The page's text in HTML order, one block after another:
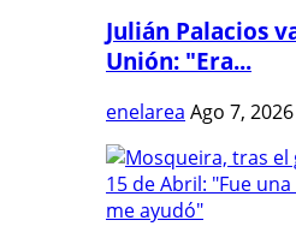
Julián Palacios
Unión: "Era...
enelarea Ago 7, 2026